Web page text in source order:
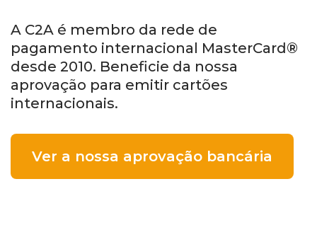
A C2A é membro da rede de
pagamento internacional MasterCard®
desde 2010. Beneficie da nossa
aprovação para emitir cartões
internacionais.
Ver a nossa aprovação bancária